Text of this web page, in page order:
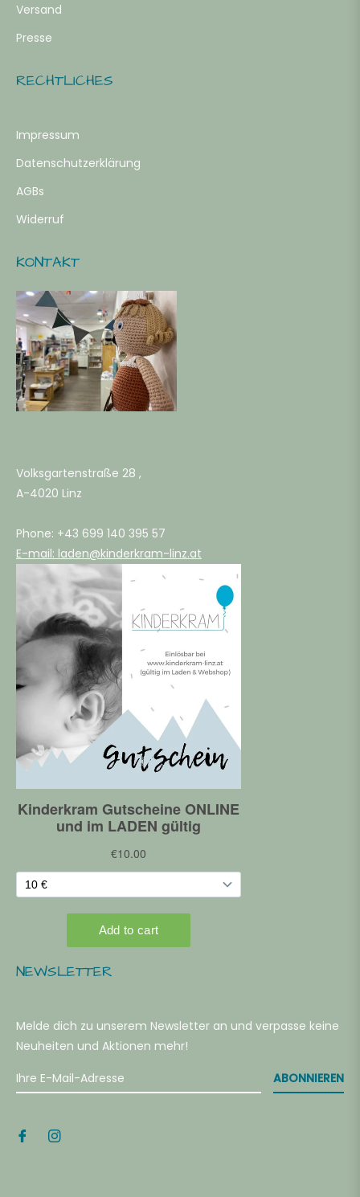
Versand
Presse
RECHTLICHES
Impressum
Datenschutzerklärung
AGBs
Widerruf
KONTAKT
Volksgartenstraße 28 ,
A-4020 Linz
Phone: +43 699 140 395 57
E-mail: laden@kinderkram-linz.at
NEWSLETTER
Melde dich zu unserem Newsletter an und verpasse keine
Neuheiten und Aktionen mehr!
ABONNIEREN